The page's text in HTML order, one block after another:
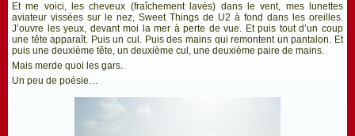
Et me voici, les cheveux (fraîchement lavés) dans le vent, mes lunettes
aviateur vissées sur le nez, Sweet Things de U2 à fond dans les oreilles.
J’ouvre les yeux, devant moi la mer à perte de vue. Et puis tout d’un coup
une tête apparaît. Puis un cul. Puis des mains qui remontent un pantalon. Et
puis une deuxième tête, un deuxième cul, une deuxième paire de mains.
Mais merde quoi les gars.
Un peu de poésie…